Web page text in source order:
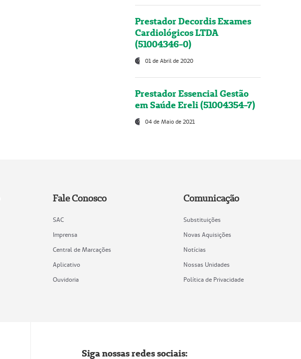
Prestador Decordis Exames
Cardiológicos LTDA
(51004346-0)
01 de Abril de 2020
Prestador Essencial Gestão
em Saúde Ereli (51004354-7)
04 de Maio de 2021
Fale Conosco
SAC
Imprensa
Central de Marcações
Aplicativo
Ouvidoria
Comunicação
Substituições
Novas Aquisições
Notícias
Nossas Unidades
Política de Privacidade
Siga nossas redes sociais: